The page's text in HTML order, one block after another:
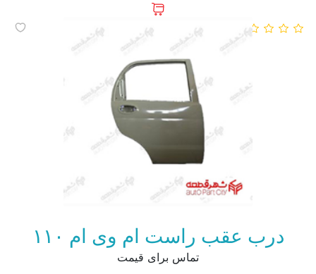
درب عقب راست ام وی ام ۱۱۰
تماس برای قیمت